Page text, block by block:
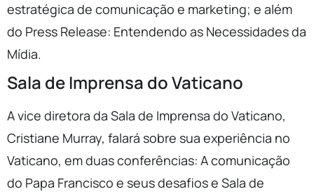
estratégica de comunicação e marketing; e além
do Press Release: Entendendo as Necessidades da
Mídia.
Sala de Imprensa do Vaticano
A vice diretora da Sala de Imprensa do Vaticano,
Cristiane Murray, falará sobre sua experiência no
Vaticano, em duas conferências: A comunicação
do Papa Francisco e seus desafios e Sala de